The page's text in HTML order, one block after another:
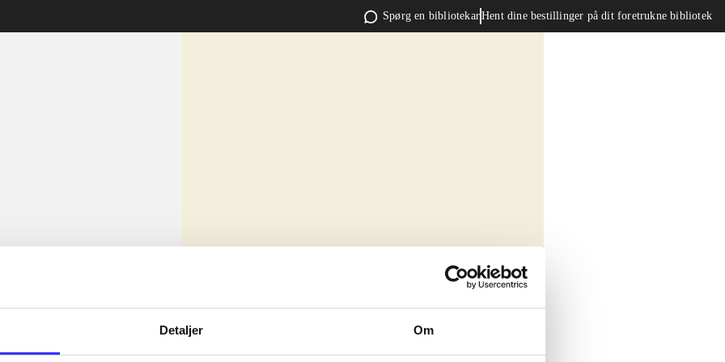
Detaljer Om
Spørg en bibliotekarHent dine bestillinger på dit foretrukne bibliotek
sit amet ...
sit amet ...